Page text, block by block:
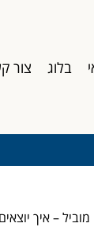
בלוג צור
– איך